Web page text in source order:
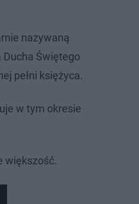
nazywaną
Świętego
pełni księżyca.
w tym okresie
większość.